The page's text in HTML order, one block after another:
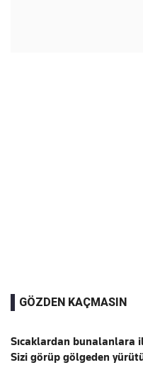
GÖZDEN KAÇMASIN
Sıcaklardan bunalanlara
Sizi görüp gölgeden